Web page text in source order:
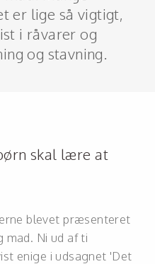
er lige så vigtigt,
i råvarer og
og stavning.
skal lære at
blevet præsenteret
Ni ud af ti
enige i udsagnet 'Det